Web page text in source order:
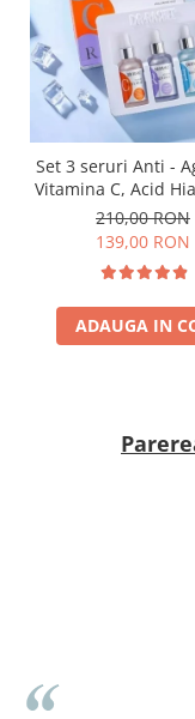
Set 3 seruri Anti -
Vitamina C, Acid
si Retinol - Dr.
Serum pack
210,00 RON
139,00 RON
ADAUGA IN